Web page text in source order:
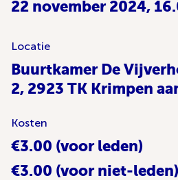
22 november 2024,
Locatie
Buurtkamer De
2, 2923 TK Krimpen
Kosten
€3.00 (voor leden)
€3.00 (voor niet-leden)